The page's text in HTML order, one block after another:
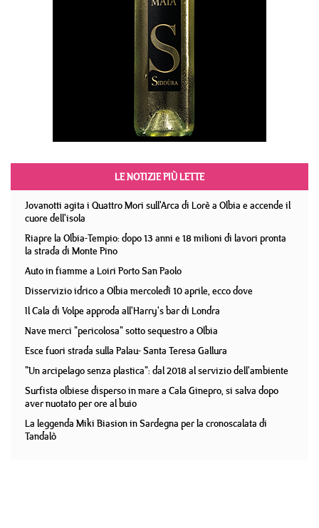
LE NOTIZIE PIÙ LETTE
Jovanotti agita i Quattro Mori sull'Arca di Lorè a Olbia e accende il
cuore dell'isola
Riapre la Olbia-Tempio: dopo 13 anni e 18 milioni di lavori pronta
la strada di Monte Pino
Auto in fiamme a Loiri Porto San Paolo
Disservizio idrico a Olbia mercoledì 10 aprile, ecco dove
Il Cala di Volpe approda all'Harry's bar di Londra
Nave merci "pericolosa" sotto sequestro a Olbia
Esce fuori strada sulla Palau- Santa Teresa Gallura
"Un arcipelago senza plastica": dal 2018 al servizio dell'ambiente
Surfista olbiese disperso in mare a Cala Ginepro, si salva dopo
aver nuotato per ore al buio
La leggenda Miki Biasion in Sardegna per la cronoscalata di
Tandalò